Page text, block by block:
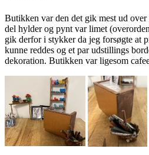
Butikken var den det gik mest ud over
del hylder og pynt var limet
gik derfor i stykker da jeg forsøgte at
kunne reddes og et par udstillings
dekoration. Butikken var ligesom